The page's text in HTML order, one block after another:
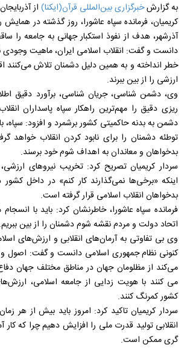
به گزارشخبرگزاری بین‌المللی قرآن(ایکنا) از
کریمیان، فرمانده سپاه عاشورا، روز گذشته در
آذرشهر، هدف از نفوذ استکبار جهانی به جامعه را
دانست و گفت: انقلاب اسلامی ایران، ماهیت وجودی
خطر انداخته و به همین دلیل دشمنان تلاش می‌کنند
ارزشی را از بین ببرند.
وی، دشمن شناسی، جریان شناسی، برآورد دقیق
ریزی دقیق را مهم‌ترین راهکار سپاه پاسداران
دشمن به بدنه حاکمیتی کشور برشمرد و افزود: سپاه،
توطئه دشمنان را برای نابود کردن انقلاب خواهد
بدخواهان و معاندان به اهداف شوم خود برسند.
سردار کریمیان تصریح کرد: تخریب نیروهای
اینکه «برخی‌ها نمی‌گذارند کار کنم» در داخل کشور
بدخواهان انقلاب اسلامی قرار گرفته است.
فرمانده سپاه عاشورا، خاطرنشان کرد: باید با
اتحاد دولت و مردم نقشه شوم دشمنان را از بین ببریم.
وی بی تفاوتی به آرمان‌های انقلابی و ارزش‌های
کنونی نظام جمهوری اسلامی دانست و گفت: اصول و
می‌کند از مظلومان جهان در مناطق مختلف جهان
می ‌کنند با هویت زدایی از جامعه اسلامی،
کشور کمرنگ کنند.
سردار کریمیان تاکید کرد: امروز باید بیش از هر
انقلابی تولید قدرت ملی را افزایش دهیم چرا که کار
گری ممکن است.